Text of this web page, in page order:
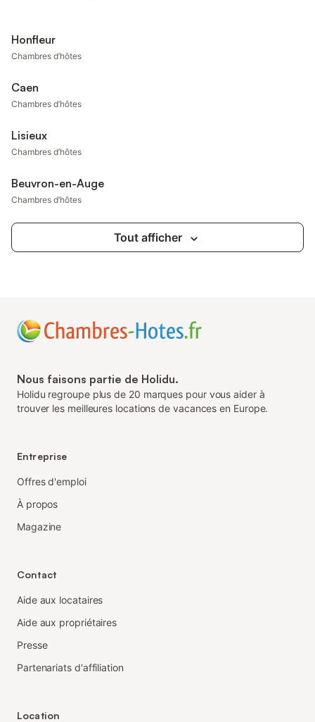
Honfleur
Chambres d’hôtes
Caen
Chambres d’hôtes
Lisieux
Chambres d’hôtes
Beuvron-en-Auge
Chambres d’hôtes
Tout afficher
Nous faisons partie de Holidu.
Holidu regroupe plus de 20 marques pour vous aider à
trouver les meilleures locations de vacances en Europe.
Entreprise
Offres d'emploi
À propos
Magazine
Contact
Aide aux locataires
Aide aux propriétaires
Presse
Partenariats d'affiliation
Location